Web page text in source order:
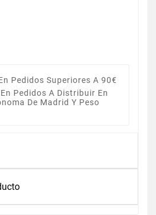
Pedidos Superiores A 90€
Pedidos A Distribuir En
De Madrid Y Peso